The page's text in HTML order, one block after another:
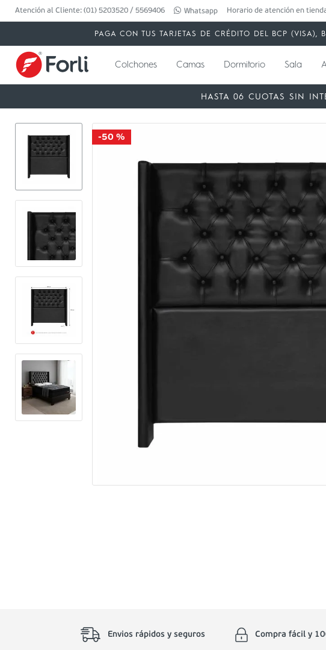
Atención al Cliente: (01) 5203520 / 5569406 Whatsapp Horario de atención en
PAGA CON TUS TARJETAS DE CRÉDITO DEL BCP
Colchones Camas Dormitorio Sala
HASTA 06 CUOTAS SIN
-50 %
Envios rápidos y seguros Compra fácil y